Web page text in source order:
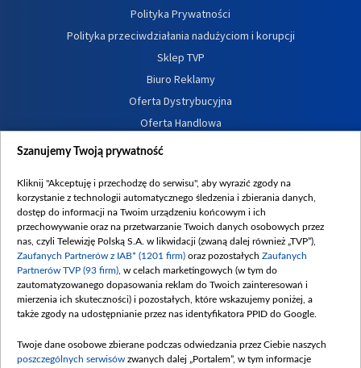
Polityka Prywatności
Polityka przeciwdziałania nadużyciom i korupcji
Sklep TVP
Biuro Reklamy
Oferta Dystrybucyjna
Oferta Handlowa
Dostępność
Procedura zgłoszeń wewnętrznych
Szanujemy Twoją prywatność
Kliknij "Akceptuję i przechodzę do serwisu", aby wyrazić zgody na
korzystanie z technologii automatycznego śledzenia i zbierania danych,
dostęp do informacji na Twoim urządzeniu końcowym i ich
przechowywanie oraz na przetwarzanie Twoich danych osobowych przez
nas, czyli Telewizję Polską S.A. w likwidacji (zwaną dalej również „TVP”),
Zaufanych Partnerów z IAB* (1201 firm) oraz pozostałych Zaufanych
Partnerów TVP (93 firm) , w celach marketingowych (w tym do
zautomatyzowanego dopasowania reklam do Twoich zainteresowań i
mierzenia ich skuteczności) i pozostałych, które wskazujemy poniżej, a
także zgody na udostępnianie przez nas identyfikatora PPID do Google.
Twoje dane osobowe zbierane podczas odwiedzania przez Ciebie naszych
poszczególnych serwisów zwanych dalej „Portalem”, w tym informacje